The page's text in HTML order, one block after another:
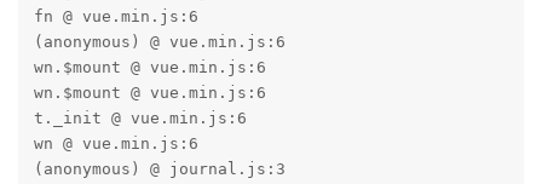
fn @ vue.min.js:6
(anonymous) @ vue.min.js:6
wn.$mount @ vue.min.js:6
wn.$mount @ vue.min.js:6
t._init @ vue.min.js:6
wn @ vue.min.js:6
(anonymous) @ journal.js:3